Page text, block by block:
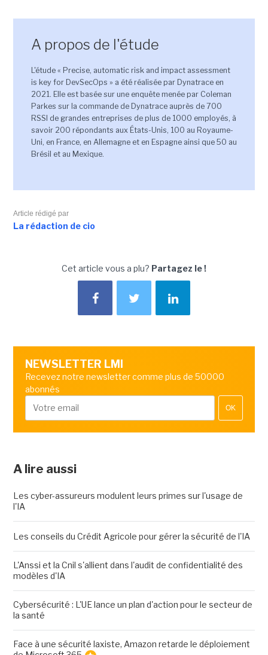
A propos de l'étude
L'étude « Precise, automatic risk and impact assessment
is key for DevSecOps » a été réalisée par Dynatrace en
2021. Elle est basée sur une enquête menée par Coleman
Parkes sur la commande de Dynatrace auprès de 700
RSSI de grandes entreprises de plus de 1000 employés, à
savoir 200 répondants aux États-Unis, 100 au Royaume-
Uni, en France, en Allemagne et en Espagne ainsi que 50 au
Brésil et au Mexique.
Article rédigé par
La rédaction de cio
Cet article vous a plu? Partagez le !
NEWSLETTER LMI
Recevez notre newsletter comme plus de 50000
abonnés
OK
A lire aussi
Les cyber-assureurs modulent leurs primes sur l'usage de
l'IA
Les conseils du Crédit Agricole pour gérer la sécurité de l'IA
L'Anssi et la Cnil s'allient dans l'audit de confidentialité des
modèles d'IA
Cybersécurité : L'UE lance un plan d'action pour le secteur de
la santé
Face à une sécurité laxiste, Amazon retarde le déploiement